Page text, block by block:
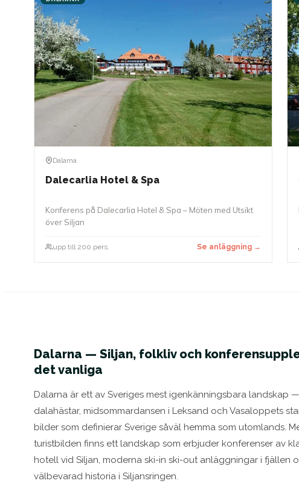
Dalarna
Dalecarlia Hotel & Spa
Konferens på Dalecarlia Hotel & Spa – Möten med Utsikt
över Siljan
upp till 200 pers. Se anläggning →
Dalarna — Siljan, folkliv och
det vanliga
Dalarna är ett av Sveriges mest igenkänningsbara landskap
dalahästar, midsommardansen i Leksand och Vasaloppets
bilder som definierar Sverige såväl hemma som utomlands.
turistbilden finns ett landskap som erbjuder konferenser av
hotell vid Siljan, moderna ski-in ski-out anläggningar i fjällen
välbevarad historia i Siljansringen.